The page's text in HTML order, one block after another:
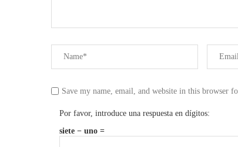
Save my name, email, and website in this browser
Por favor, introduce una respuesta en dígitos:
siete − uno =